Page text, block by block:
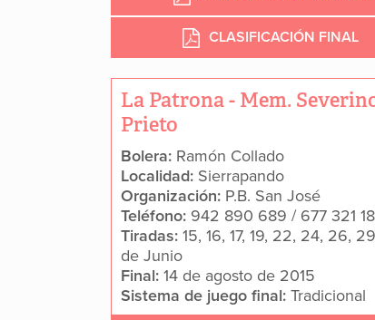
CLASIFICACIÓN FINAL
La Patrona - Mem.
Prieto
Bolera: Ramón Collado
Localidad: Sierrapando
Organización: P.B. San José
Teléfono: 942 890 689 / 677 321
Tiradas: 15, 16, 17, 19, 22, 24, 26,
de Junio
Final: 14 de agosto de 2015
Sistema de juego final: Tradicional